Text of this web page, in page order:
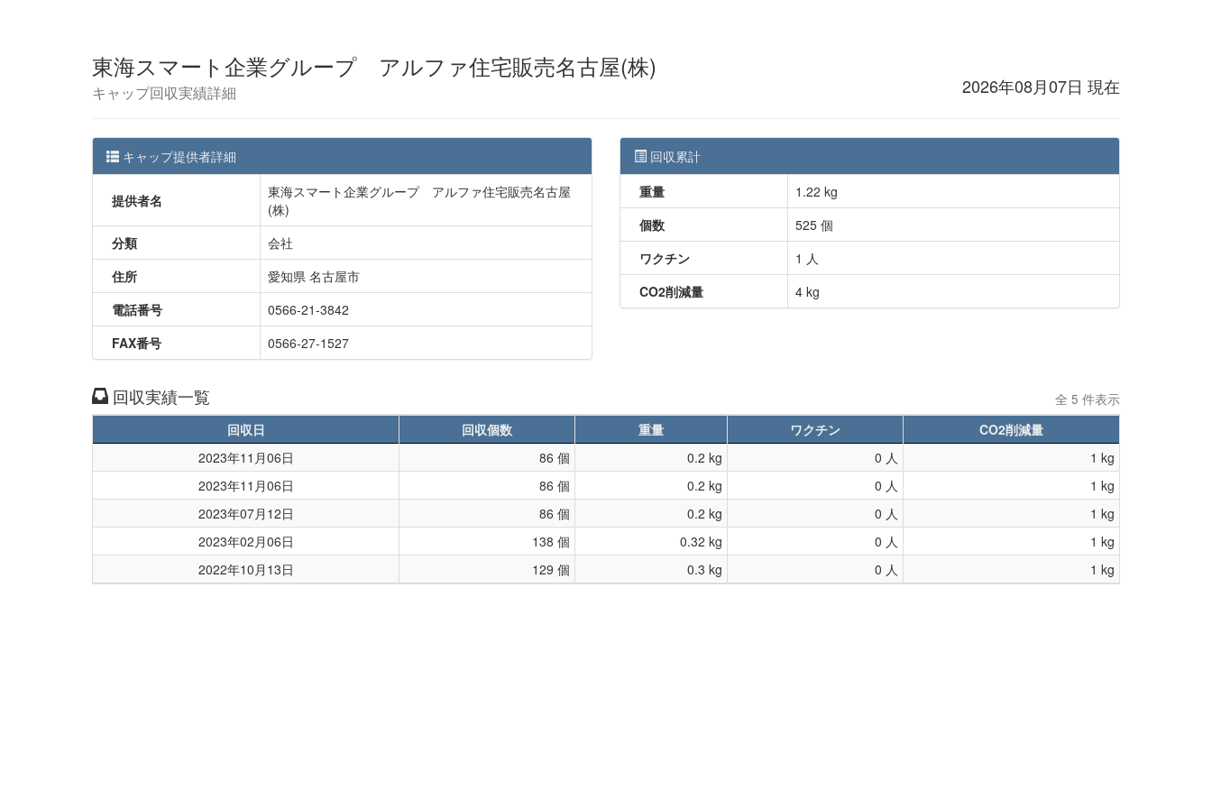
東海スマート企業グループ アルファ住宅販売名古屋(株)
キャップ回収実績詳細 2026年08月07日 現在
キャップ提供者詳細
提供者名
東海スマート企業グループ アルファ住宅販売名古屋
(株)
分類
会社
住所
愛知県 名古屋市
電話番号
0566-21-3842
FAX番号
0566-27-1527
回収累計
重量
1.22 kg
個数
525 個
ワクチン
1 人
CO2削減量
4 kg
回収実績一覧 全 5 件表示
回収日 回収個数 重量 ワクチン
CO2削減量
2023年11月06日
86 個 0.2 kg 0 人
1 kg
2023年11月06日
86 個 0.2 kg 0 人
1 kg
2023年07月12日
86 個 0.2 kg 0 人
1 kg
2023年02月06日
138 個 0.32 kg 0 人
1 kg
2022年10月13日
129 個 0.3 kg 0 人 1 kg